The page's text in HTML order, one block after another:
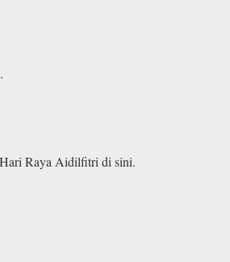
Raya Aidilfitri di sini.